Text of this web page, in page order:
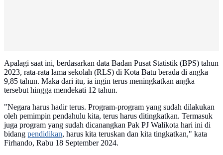
Apalagi saat ini, berdasarkan data Badan Pusat Statistik (BPS) tahun
2023, rata-rata lama sekolah (RLS) di Kota Batu berada di angka
9,85 tahun. Maka dari itu, ia ingin terus meningkatkan angka
tersebut hingga mendekati 12 tahun.
"Negara harus hadir terus. Program-program yang sudah dilakukan
oleh pemimpin pendahulu kita, terus harus ditingkatkan. Termasuk
juga program yang sudah dicanangkan Pak PJ Walikota hari ini di
bidang pendidikan, harus kita teruskan dan kita tingkatkan," kata
Firhando, Rabu 18 September 2024.